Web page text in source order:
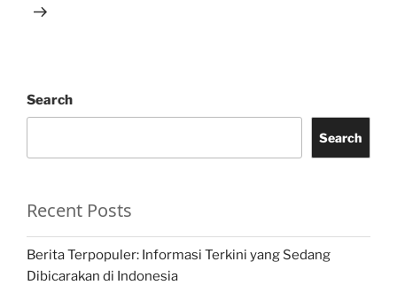
Search
Search
Recent Posts
Berita Terpopuler: Informasi Terkini yang Sedang
Dibicarakan di Indonesia